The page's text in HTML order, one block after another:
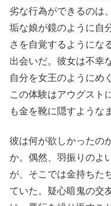
劣な行為ができるのは
垢な娘が鏡のように自
さを自覚するようにな
出会いだ。彼女は不幸
自分を女王のようにめ
この体験はアウグスト
も金を靴に隠すような
彼は何が欲しかったの
か。偶然、羽振りのよ
が、そこでは金持ちた
ていた。疑心暗鬼の交